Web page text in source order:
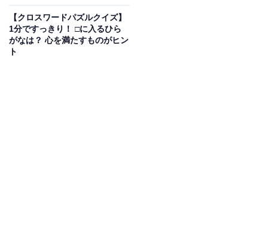
次ページ
【クロスワードパズルクイズ】
1分ですっきり！ □に入るひら
がなは？ 心を満たすものがヒン
ト